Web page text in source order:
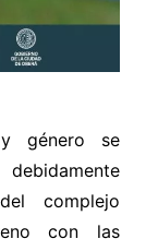
género se
complejo
con las